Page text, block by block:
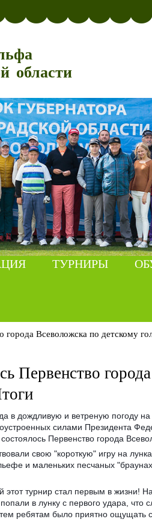
области
ТУРНИРЫ
города Всеволожска по детскому
Первенство
в дождливую и ветреную погоду
силами Президента
Первенство города
свою "короткую" игру на
и маленьких песчаных
этот турнир стал первым в жизни!
в лунку с первого удара, что
ребятам было приятно ощущать